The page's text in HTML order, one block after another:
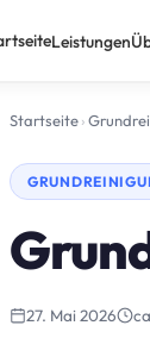
Leistungen
Startseite›
27. Mai 2026